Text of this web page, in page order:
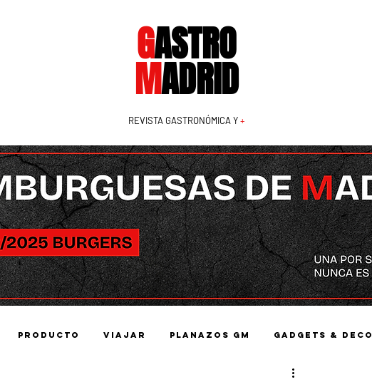
GASTRO
MADRID
REVISTA GASTRONÓMICA Y+
Producto Viajar Planazos GM Gadgets & Deco